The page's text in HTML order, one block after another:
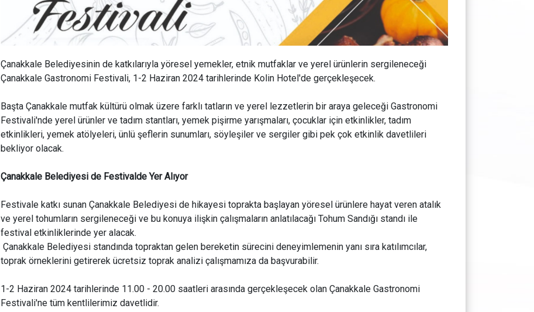
Çanakkale Belediyesinin de katkılarıyla yöresel yemekler, etnik mutfaklar ve yerel ürünlerin sergileneceği
Çanakkale Gastronomi Festivali, 1-2 Haziran 2024 tarihlerinde Kolin Hotel'de gerçekleşecek.
Başta Çanakkale mutfak kültürü olmak üzere farklı tatların ve yerel lezzetlerin bir araya geleceği Gastronomi
Festivali'nde yerel ürünler ve tadım stantları, yemek pişirme yarışmaları, çocuklar için etkinlikler, tadım
etkinlikleri, yemek atölyeleri, ünlü şeflerin sunumları, söyleşiler ve sergiler gibi pek çok etkinlik davetlileri
bekliyor olacak.
Çanakkale Belediyesi de Festivalde Yer Alıyor
Festivale katkı sunan Çanakkale Belediyesi de hikayesi toprakta başlayan yöresel ürünlere hayat veren atalık
ve yerel tohumların sergileneceği ve bu konuya ilişkin çalışmaların anlatılacağı Tohum Sandığı standı ile
festival etkinliklerinde yer alacak.
Çanakkale Belediyesi standında topraktan gelen bereketin sürecini deneyimlemenin yanı sıra katılımcılar,
toprak örneklerini getirerek ücretsiz toprak analizi çalışmamıza da başvurabilir.
1-2 Haziran 2024 tarihlerinde 11.00 - 20.00 saatleri arasında gerçekleşecek olan Çanakkale Gastronomi
Festivali'ne tüm kentlilerimiz davetlidir.